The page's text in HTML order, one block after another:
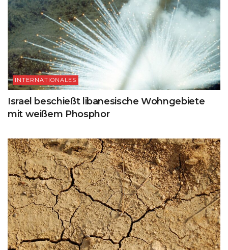
INTERNATIONALES
Israel beschießt libanesische Wohngebiete
mit weißem Phosphor